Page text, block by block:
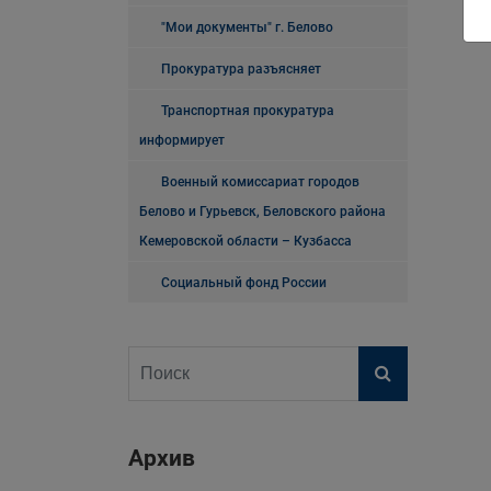
"Мои документы" г. Белово
Прокуратура разъясняет
Транспортная прокуратура
информирует
Военный комиссариат городов
Белово и Гурьевск, Беловского района
Кемеровской области – Кузбасса
Социальный фонд России
Архив